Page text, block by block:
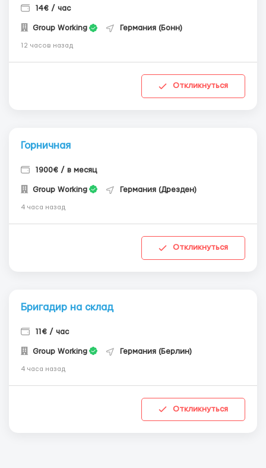
14€ / час
Group Working Германия (Бонн)
12 часов назад
Откликнуться
Горничная
1900€ / в месяц
Group Working Германия (Дрезден)
4 часа назад
Откликнуться
Бригадир на склад
11€ / час
Group Working Германия (Берлин)
4 часа назад
Откликнуться